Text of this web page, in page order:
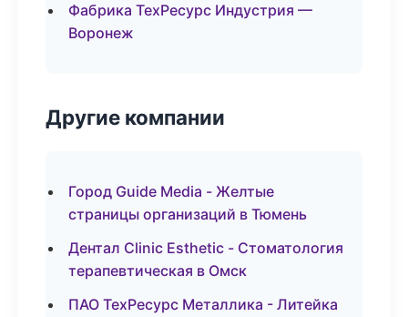
Фабрика ТехРесурс Индустрия —
Воронеж
Другие компании
Город Guide Media - Желтые
страницы организаций в Тюмень
Дентал Clinic Esthetic - Стоматология
терапевтическая в Омск
ПАО ТехРесурс Металлика - Литейка